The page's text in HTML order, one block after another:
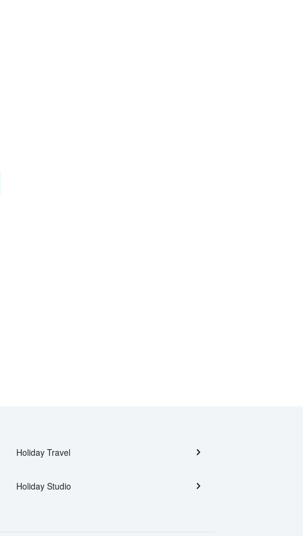
Holiday Travel
Holiday Studio